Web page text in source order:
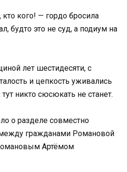
кого! — гордо бросила
будто это не суд, а подиум на
лет шестидесяти, с
и цепкость уживались
никто сюсюкать не станет.
о разделе совместно
гражданами Романовой
Артёмом